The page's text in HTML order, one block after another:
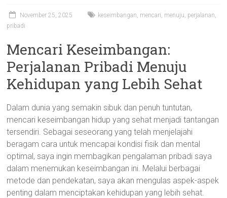
November 25, 2025 keseimbangan, mencari, menuju, perjalanan,
pribadi
Mencari Keseimbangan:
Perjalanan Pribadi Menuju
Kehidupan yang Lebih Sehat
Dalam dunia yang semakin sibuk dan penuh tuntutan,
mencari keseimbangan hidup yang sehat menjadi tantangan
tersendiri. Sebagai seseorang yang telah menjelajahi
beragam cara untuk mencapai kondisi fisik dan mental
optimal, saya ingin membagikan pengalaman pribadi saya
dalam menemukan keseimbangan ini. Melalui berbagai
metode dan pendekatan, saya akan mengulas aspek-aspek
penting dalam menciptakan kehidupan yang lebih sehat.